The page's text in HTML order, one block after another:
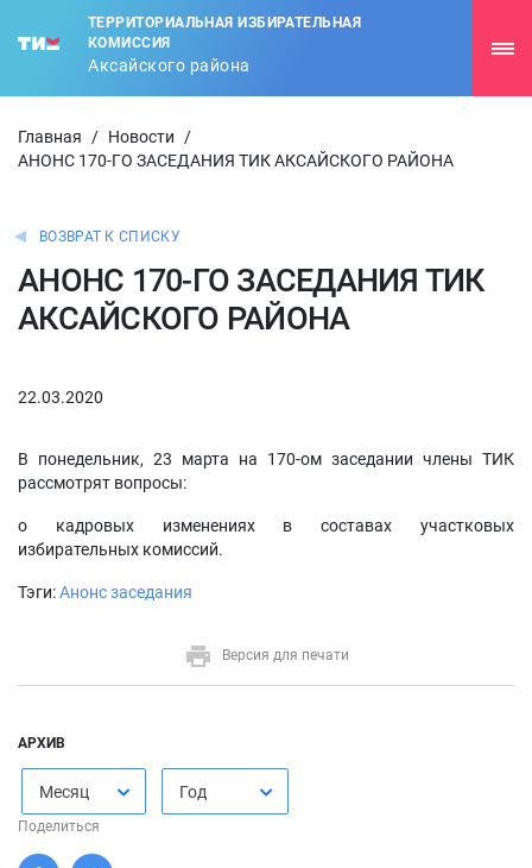
ТЕРРИТОРИАЛЬНАЯ ИЗБИРАТЕЛЬНАЯ
КОМИССИЯ
Аксайского района
Главная / Новости
/
АНОНС 170-ГО ЗАСЕДАНИЯ ТИК АКСАЙСКОГО РАЙОНА
ВОЗВРАТ К СПИСКУ
АНОНС 170-ГО ЗАСЕДАНИЯ ТИК
АКСАЙСКОГО РАЙОНА
22.03.2020
В понедельник, 23 марта на 170-ом заседании члены ТИК
рассмотрят вопросы:
о кадровых изменениях в составах участковых
избирательных комиссий.
Тэги:Анонс заседания
Версия для печати
АРХИВ
Месяц Год
Поделиться